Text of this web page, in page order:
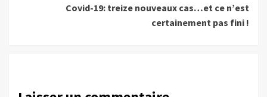
Covid-19: treize nouveaux cas…et ce n’est
certainement pas fini !